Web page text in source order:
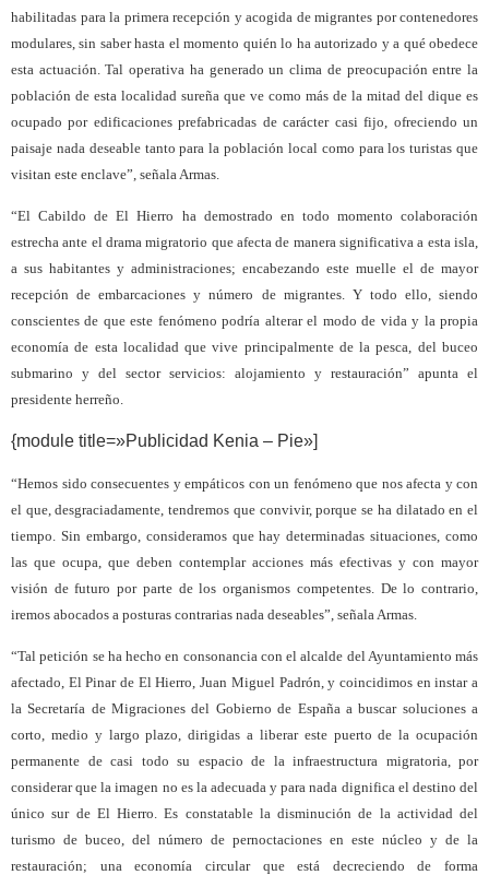
habilitadas para la primera recepción y acogida de migrantes por contenedores
modulares, sin saber hasta el momento quién lo ha autorizado y a qué obedece
esta actuación. Tal operativa ha generado un clima de preocupación entre la
población de esta localidad sureña que ve como más de la mitad del dique es
ocupado por edificaciones prefabricadas de carácter casi fijo, ofreciendo un
paisaje nada deseable tanto para la población local como para los turistas que
visitan este enclave”, señala Armas.
“El Cabildo de El Hierro ha demostrado en todo momento colaboración
estrecha ante el drama migratorio que afecta de manera significativa a esta isla,
a sus habitantes y administraciones; encabezando este muelle el de mayor
recepción de embarcaciones y número de migrantes. Y todo ello, siendo
conscientes de que este fenómeno podría alterar el modo de vida y la propia
economía de esta localidad que vive principalmente de la pesca, del buceo
submarino y del sector servicios: alojamiento y restauración” apunta el
presidente herreño.
{module title=»Publicidad Kenia – Pie»]
“Hemos sido consecuentes y empáticos con un fenómeno que nos afecta y con
el que, desgraciadamente, tendremos que convivir, porque se ha dilatado en el
tiempo. Sin embargo, consideramos que hay determinadas situaciones, como
las que ocupa, que deben contemplar acciones más efectivas y con mayor
visión de futuro por parte de los organismos competentes. De lo contrario,
iremos abocados a posturas contrarias nada deseables”, señala Armas.
“Tal petición se ha hecho en consonancia con el alcalde del Ayuntamiento más
afectado, El Pinar de El Hierro, Juan Miguel Padrón, y coincidimos en instar a
la Secretaría de Migraciones del Gobierno de España a buscar soluciones a
corto, medio y largo plazo, dirigidas a liberar este puerto de la ocupación
permanente de casi todo su espacio de la infraestructura migratoria, por
considerar que la imagen no es la adecuada y para nada dignifica el destino del
único sur de El Hierro. Es constatable la disminución de la actividad del
turismo de buceo, del número de pernoctaciones en este núcleo y de la
restauración; una economía circular que está decreciendo de forma